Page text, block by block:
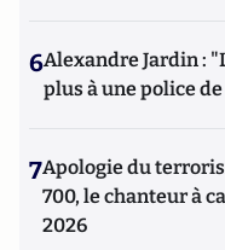
6Alexandre Jardin :
plus à une police
7Apologie du
700, le chanteur à
2026